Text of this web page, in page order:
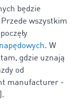
będzie
wszystkim
. W
gdzie uznają
od
manufacturer -